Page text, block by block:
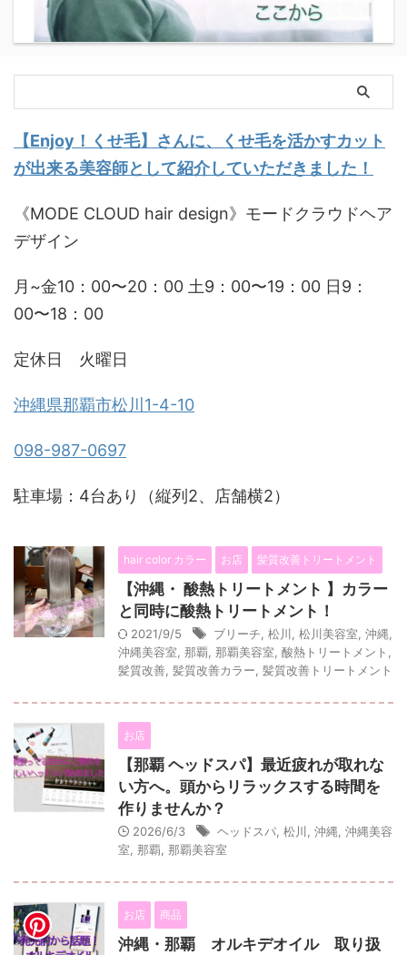
【Enjoy！くせ毛】さんに、くせ毛を活かすカット
が出来る美容師として紹介していただきました！
《MODE CLOUD hair design》モードクラウドヘア
デザイン
月~金10：00〜20：00 土9：00〜19：00 日9：
00〜18：00
定休日 火曜日
沖縄県那覇市松川1-4-10
098-987-0697
駐車場：4台あり（縦列2、店舗横2）
hair color カラー お店 髪質改善トリートメント
【沖縄・ 酸熱トリートメント 】カラー
と同時に酸熱トリートメント！
2021/9/5 ブリーチ 松川 松川美容室 沖縄
沖縄美容室 那覇 那覇美容室 酸熱トリートメント
髪質改善 髪質改善カラー 髪質改善トリートメント
お店
【那覇 ヘッドスパ】最近疲れが取れな
い方へ。頭からリラックスする時間を
作りませんか？
2026/6/3 ヘッドスパ 松川 沖縄 沖縄美容
室 那覇 那覇美容室
お店 商品
沖縄・那覇 オルキデオイル 取り扱